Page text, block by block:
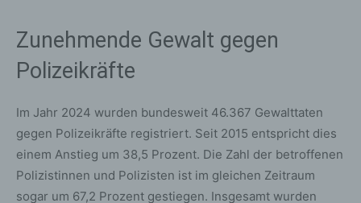
Zunehmende Gewalt gegen
Polizeikräfte
Im Jahr 2024 wurden bundesweit 46.367 Gewalttaten
gegen Polizeikräfte registriert. Seit 2015 entspricht dies
einem Anstieg um 38,5 Prozent. Die Zahl der betroffenen
Polizistinnen und Polizisten ist im gleichen Zeitraum
sogar um 67,2 Prozent gestiegen. Insgesamt wurden